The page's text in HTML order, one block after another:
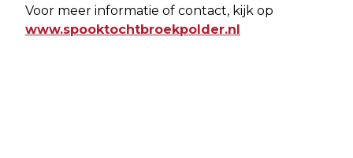
Voor meer informatie of contact, kijk op
www.spooktochtbroekpolder.nl